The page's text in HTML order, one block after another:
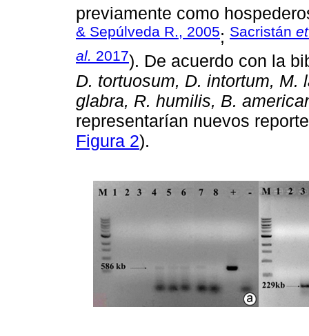
previamente como
& Sepúlveda R., 2005; Sacristán
al. 2017). De acuerdo con la
D. tortuosum, D. intortum, M.
glabra, R. humilis, B.
representarían nuevos
Figura 2).